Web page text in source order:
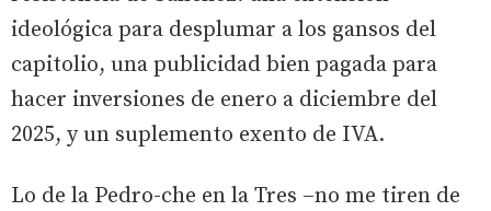
ideológica para desplumar a los gansos del
capitolio, una publicidad bien pagada para
hacer inversiones de enero a diciembre del
2025, y un suplemento exento de IVA.
Lo de la Pedro-che en la Tres –no me tiren de